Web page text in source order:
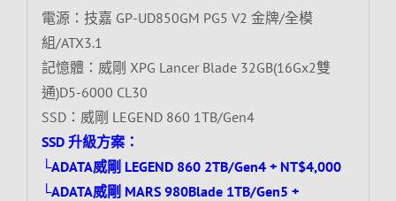
電源：技嘉 GP-UD850GM PG5 V2 金牌/全模
組/ATX3.1
記憶體：威剛 XPG Lancer Blade 32GB(16Gx2雙
通)D5-6000 CL30
SSD：威剛 LEGEND 860 1TB/Gen4
SSD 升級方案：
└ADATA威剛 LEGEND 860 2TB/Gen4 + NT$4,000
└ADATA威剛 MARS 980Blade 1TB/Gen5 +